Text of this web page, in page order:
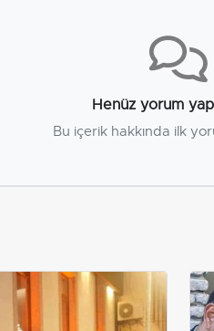
Henüz yorum
Bu içerik hakkında ilk